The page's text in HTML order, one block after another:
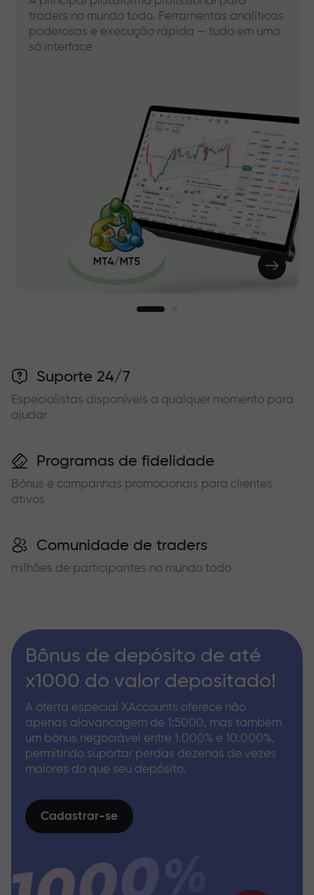
traders no mundo todo. Ferramentas analíticas
poderosas e execução rápida — tudo em uma
só interface
Suporte 24/7
Especialistas disponíveis a qualquer momento para
ajudar
Programas de fidelidade
Bônus e campanhas promocionais para clientes
ativos
Comunidade de traders
milhões de participantes no mundo todo
Bônus de depósito de até
x1000 do valor depositado!
A oferta especial XAccounts oferece não
apenas alavancagem de 1:5000, mas também
um bônus negociável entre 1.000% e 10.000%,
permitindo suportar perdas dezenas de vezes
maiores do que seu depósito.
Cadastrar-se